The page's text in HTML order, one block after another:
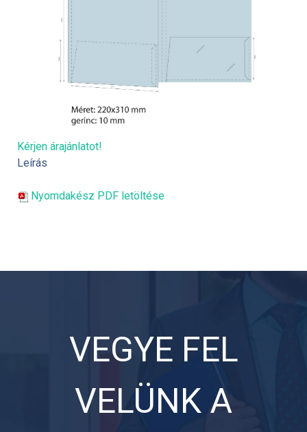
Kérjen árajánlatot!
Leírás
Nyomdakész PDF letöltése
VEGYE FEL
VELÜNK A